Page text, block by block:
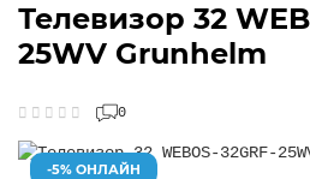
Телевизор 32
25WV Grunhelm
0
-5% ОНЛАЙН